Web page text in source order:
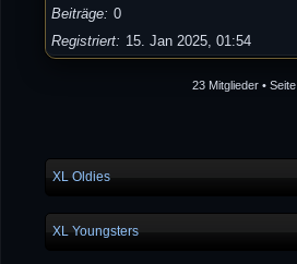
Beiträge 0
Registriert
15. Jan 2025, 01:54
23 Mitglieder • Seite
XL Oldies
XL Youngsters